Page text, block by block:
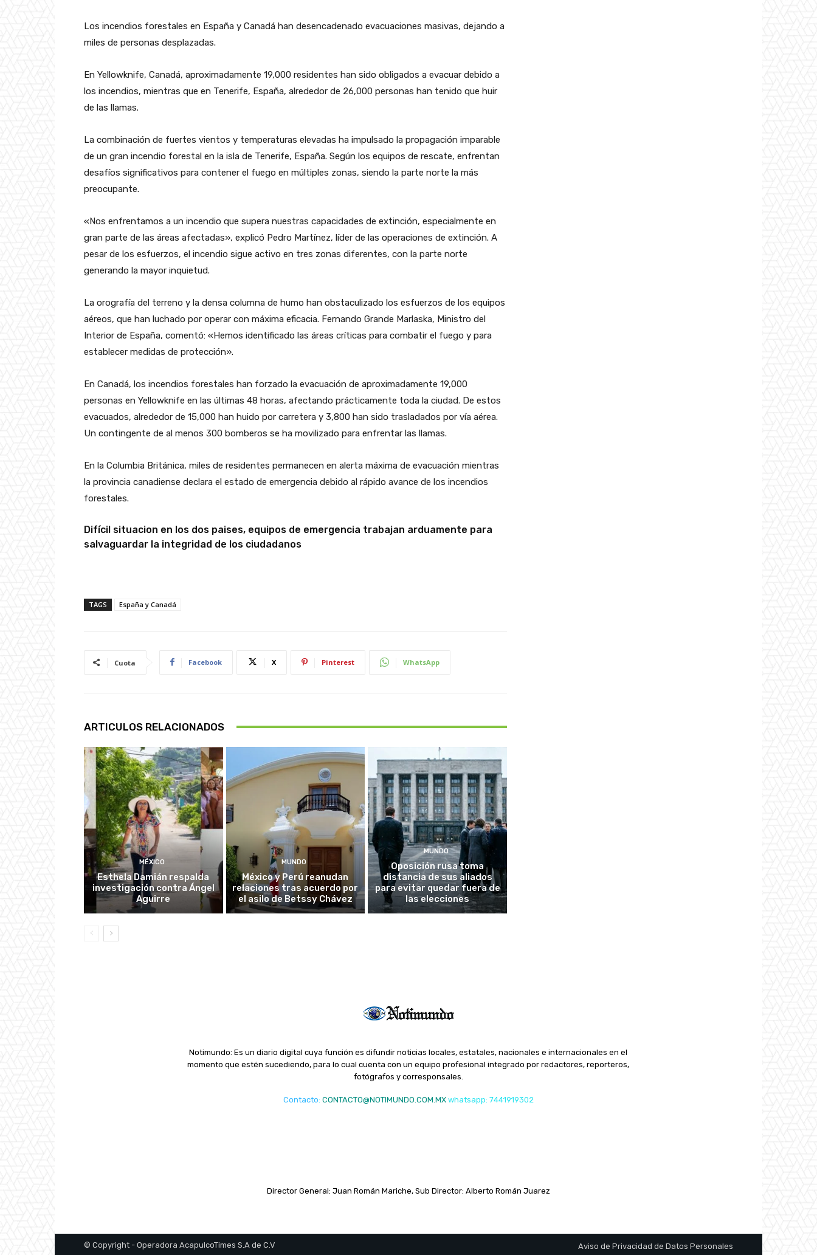
Los incendios forestales en España y Canadá han desencadenado evacuaciones masivas, dejando a
miles de personas desplazadas.
En Yellowknife, Canadá, aproximadamente 19,000 residentes han sido obligados a evacuar debido a
los incendios, mientras que en Tenerife, España, alrededor de 26,000 personas han tenido que huir
de las llamas.
La combinación de fuertes vientos y temperaturas elevadas ha impulsado la propagación imparable
de un gran incendio forestal en la isla de Tenerife, España. Según los equipos de rescate, enfrentan
desafíos significativos para contener el fuego en múltiples zonas, siendo la parte norte la más
preocupante.
«Nos enfrentamos a un incendio que supera nuestras capacidades de extinción, especialmente en
gran parte de las áreas afectadas», explicó Pedro Martínez, líder de las operaciones de extinción. A
pesar de los esfuerzos, el incendio sigue activo en tres zonas diferentes, con la parte norte
generando la mayor inquietud.
La orografía del terreno y la densa columna de humo han obstaculizado los esfuerzos de los equipos
aéreos, que han luchado por operar con máxima eficacia. Fernando Grande Marlaska, Ministro del
Interior de España, comentó: «Hemos identificado las áreas críticas para combatir el fuego y para
establecer medidas de protección».
En Canadá, los incendios forestales han forzado la evacuación de aproximadamente 19,000
personas en Yellowknife en las últimas 48 horas, afectando prácticamente toda la ciudad. De estos
evacuados, alrededor de 15,000 han huido por carretera y 3,800 han sido trasladados por vía aérea.
Un contingente de al menos 300 bomberos se ha movilizado para enfrentar las llamas.
En la Columbia Británica, miles de residentes permanecen en alerta máxima de evacuación mientras
la provincia canadiense declara el estado de emergencia debido al rápido avance de los incendios
forestales.
Difícil situacion en los dos paises, equipos de emergencia trabajan arduamente para
salvaguardar la integridad de los ciudadanos
TAGS España y Canadá
Cuota Facebook X Pinterest WhatsApp
ARTICULOS RELACIONADOS
MÉXICO
Esthela Damián respalda
investigación contra Ángel
Aguirre
MUNDO
México y Perú reanudan
relaciones tras acuerdo por
el asilo de Betssy Chávez
MUNDO
Oposición rusa toma
distancia de sus aliados
para evitar quedar fuera de
las elecciones
Notimundo: Es un diario digital cuya función es difundir noticias locales, estatales, nacionales e internacionales en el
momento que estén sucediendo, para lo cual cuenta con un equipo profesional integrado por redactores, reporteros,
fotógrafos y corresponsales.
Contacto: CONTACTO@NOTIMUNDO.COM.MX whatsapp: 7441919302
Director General: Juan Román Mariche, Sub Director: Alberto Román Juarez
© Copyright - Operadora AcapulcoTimes S.A de C.V Aviso de Privacidad de Datos Personales